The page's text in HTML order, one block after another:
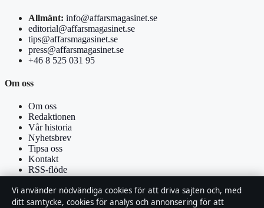
Allmänt: info@affarsmagasinet.se
editorial@affarsmagasinet.se
tips@affarsmagasinet.se
press@affarsmagasinet.se
+46 8 525 031 95
Om oss
Om oss
Redaktionen
Vår historia
Nyhetsbrev
Tipsa oss
Kontakt
RSS-flöde
Förtroende & standarder
Vi använder nödvändiga cookies för att driva sajten och, med
ditt samtycke, cookies för analys och annonsering för att